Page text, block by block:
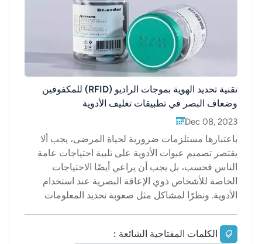
عربي
日语
한국어
Türk
Ελληνικά
Melayu
Polski
แบบไทย
تقنية تحديد الهوية بموجات الراديو (RFID) للمكفوفين
وضعاف البصر في تطبيقات تغليف الأدوية
Dec 08, 2023
باعتبارها مستلزمات ضرورية لحياة المرضى، يجب ألا
يقتصر تصميم عبوات الأدوية على تلبية احتياجات عامة
الناس فحسب، بل يجب أن يراعي أيضًا الاحتياجات
الخاصة للأشخاص ذوي الإعاقة البصرية عند استخدام
الأدوية. ونظرًا لمشاكل مثل صعوبة تحديد المعلومات
الإعاقة البصرية، وبالاعتماد على تقنية التغليف الذكي،
ومن خلال منصة سحابية للتغليف الذكي، دُرست إمكانية
الكلمات المفتاحية الشائعة :